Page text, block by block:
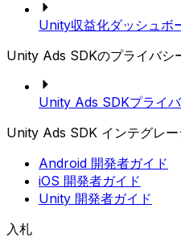
Unity収益化ダッシュボ
Unity Ads SDKのプライバシ
Unity Ads SDKプライ
Unity Ads SDK インテグレー
Android 開発者ガイド
iOS 開発者ガイド
Unity 開発者ガイド
入札